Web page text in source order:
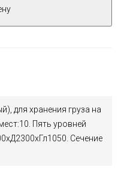
для хранения груза на
Пять уровней
Сечение